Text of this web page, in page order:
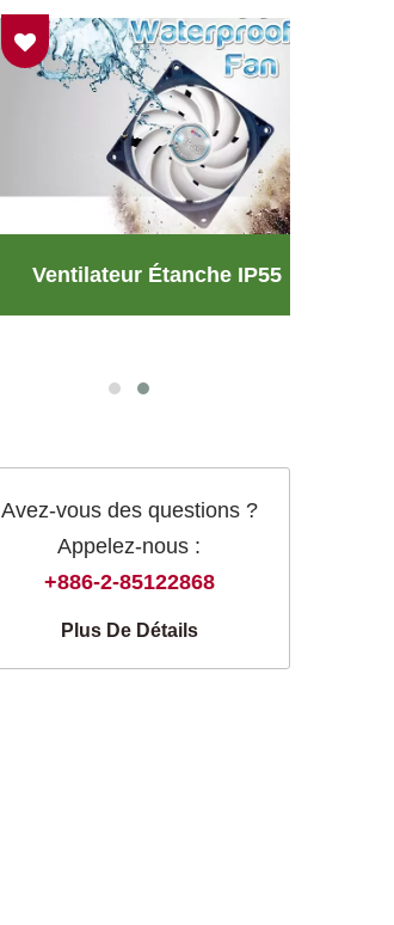
Ventilateur Étanche IP55
Avez-vous des questions ?
Appelez-nous :
+886-2-85122868
Plus De Détails